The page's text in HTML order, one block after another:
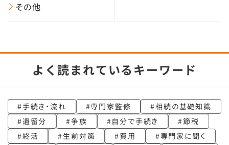
その他
よく読まれているキーワード
手続き・流れ 専門家監修
相続の基礎知識
遺留分
争族 自分で手続き
節税
終活
生前対策 費用
専門家に聞く